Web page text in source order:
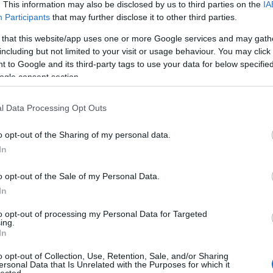
This information may also be disclosed by us to third parties on the
Participants that may further disclose it to other third parties.
that this website/app uses one or more Google services and may
but not limited to your visit or usage behaviour. You may
to Google and its third-party tags to use your data for below
consent section.
Data Processing Opt Outs
opt-out of the Sharing of my personal data.
opt-out of the Sale of my Personal Data.
opt-out of processing my Personal Data for Targeted
opt-out of Collection, Use, Retention, Sale, and/or Sharing
Data that Is Unrelated with the Purposes for which it
az 1960-as években kezdett kiépülni, ám ez nem
ne éltek volna már a sokkal korábbi időkben is
idejében a Duna vonalát követve itt vezetett az
ennek egy útjelző kövét Fadd mellett…
Fadd Tolna megye Dombori
kapitánya